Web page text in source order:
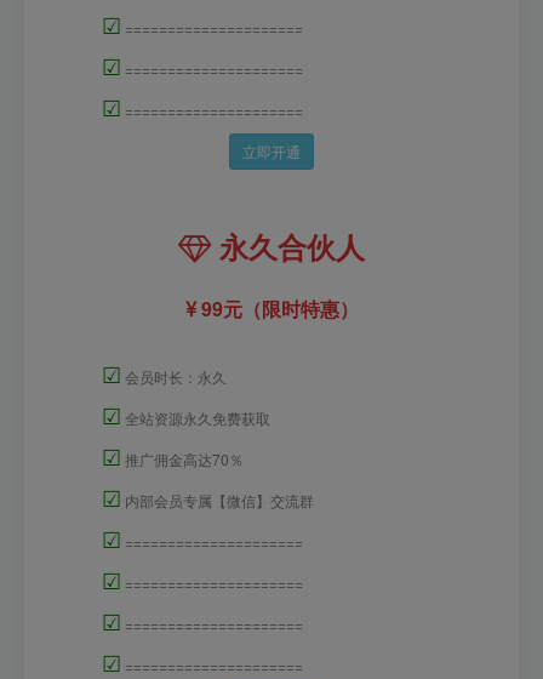
☑ =====================
☑ =====================
☑ =====================
立即开通
永久合伙人
99元（限时特惠）
☑ 会员时长：永久
☑ 全站资源永久免费获取
☑ 推广佣金高达70％
☑ 内部会员专属【微信】交流群
☑ =====================
☑ =====================
☑ =====================
☑ =====================